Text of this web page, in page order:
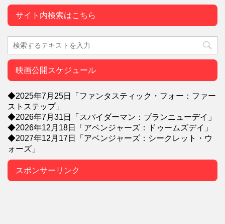
サイト内検索はこちら
映画公開スケジュール
◆2025年7月25日「ファンタスティック・フォー：ファー
ストステップ」
◆2026年7月31日「スパイダーマン：ブランニューデイ」
◆2026年12月18日「アベンジャーズ：ドゥームズデイ」
◆2027年12月17日「アベンジャーズ：シークレット・ウ
ォーズ」
スポンサーリンク